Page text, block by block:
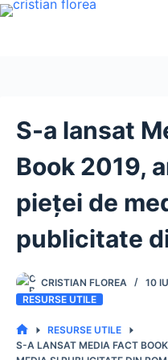
Sari
S-a lansat
Book 2019,
pieței de
publicitate
CRISTIAN FLOREA
10
RESURSE UTILE
PRIMA
RESURSE UTILE
S-A LANSAT MEDIA FACT